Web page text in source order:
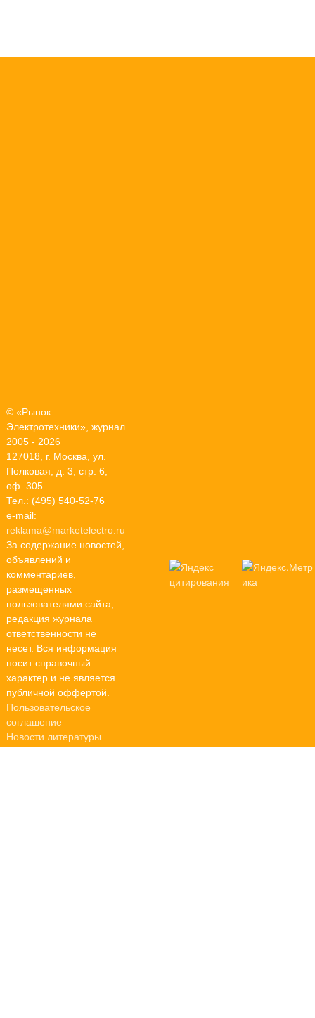
© «Рынок
Электротехники», журнал
2005 - 2026
127018, г. Москва, ул.
Полковая, д. 3, стр. 6,
оф. 305
Тел.: (495) 540-52-76
e-mail:
reklama@marketelectro.ru
За содержание новостей,
объявлений и
комментариев,
размещенных
пользователями сайта,
редакция журнала
ответственности не
несет. Вся информация
носит справочный
характер и не является
публичной оффертой.
Пользовательское
соглашение
Новости литературы